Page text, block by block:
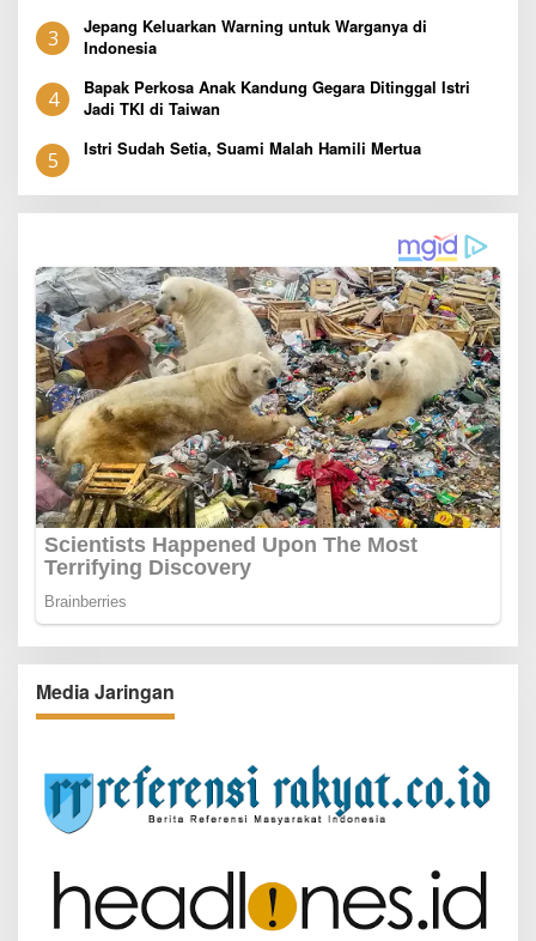
3
Jepang Keluarkan Warning untuk Warganya di
Indonesia
4
Bapak Perkosa Anak Kandung Gegara Ditinggal Istri
Jadi TKI di Taiwan
5 Istri Sudah Setia, Suami Malah Hamili Mertua
Media Jaringan